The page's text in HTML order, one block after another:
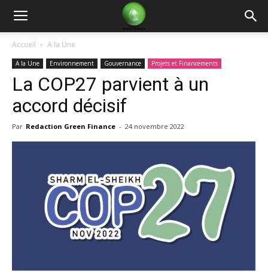
Green
Finance
Accueil A la Une
A la Une Environnement Gouvernance Projets et Financements
La COP27 parvient à un
accord décisif
Par Redaction Green Finance - 24 novembre 2022